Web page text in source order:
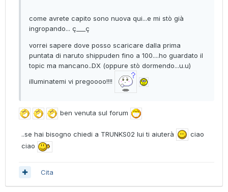
come avrete capito sono nuova qui...e mi stò già
ingropando... ç___ç
vorrei sapere dove posso scaricare dalla prima
puntata di naruto shippuden fino a 100....ho guardato il
topic ma mancano..DX (oppure stò dormendo...u.u)
illuminatemi vi pregoooo!!!!
ben venuta sul forum
..se hai bisogno chiedi a TRUNKS02 lui ti aiuterà
ciao
ciao
Cita